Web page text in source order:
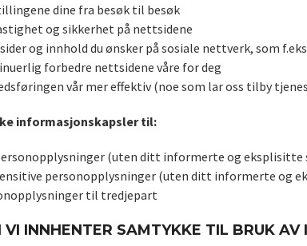
dine fra besøk til besøk
og sikkerhet på nettsidene
og innhold du ønsker på sosiale nettverk, som
forbedre nettsidene våre for deg
vår mer effektiv (noe som lar oss tilby
informasjonskapsler til:
(uten ditt informerte og eksplisitte
personopplysninger (uten ditt informerte og
til tredjepart
INNHENTER SAMTYKKE TIL BRUK AV